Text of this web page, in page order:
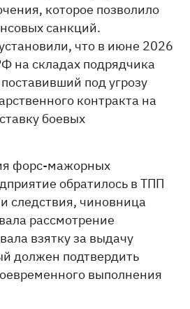
которое позволило
санкций.
что в июне 2026
на складах подрядчика
под угрозу
контракта на
боевых
форс-мажорных
обратилось в ТПП
следствия, чиновница
рассмотрение
взятку за выдачу
должен подтвердить
выполнения